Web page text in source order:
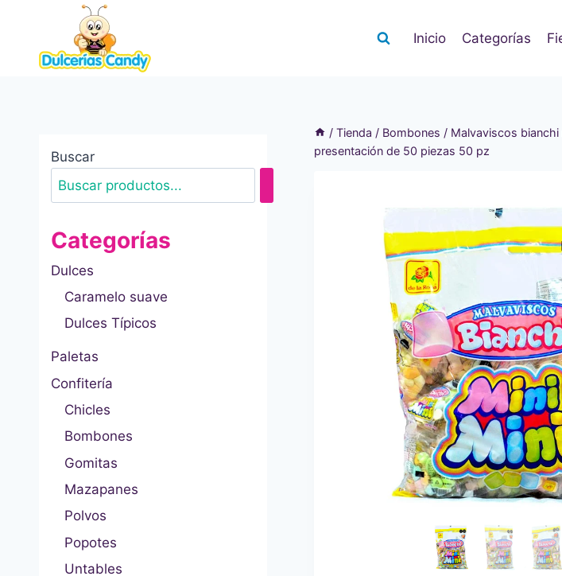
contenido
Inicio Categorías
/ Tienda / Bombones / Malvaviscos bianchi
presentación de 50 piezas 50 pz
Buscar
Categorías
Dulces
Caramelo suave
Dulces Típicos
Paletas
Confitería
Chicles
Bombones
Gomitas
Mazapanes
Polvos
Popotes
Untables